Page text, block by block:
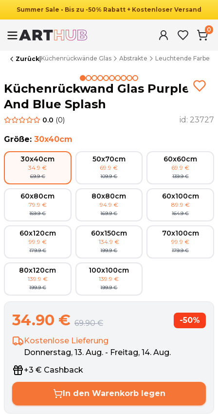
Summer Sale • Bis zu -50% Rabatt + Kostenloser Versand
0
Zurück Küchenrückwände Glas Abstrakte Leuchtende Farben
Küchenrückwand Glas Purple
And Blue Splash
0.0 (0) id: 23727
Größe: 30x40cm
30x40cm
34.9 €
69.9 €
50x70cm
69.9 €
109.9 €
60x60cm
69.9 €
139.9 €
60x80cm
79.9 €
159.9 €
80x80cm
94.9 €
169.9 €
60x100cm
89.9 €
164.9 €
60x120cm
99.9 €
179.9 €
60x150cm
134.9 €
199.9 €
70x100cm
99.9 €
179.9 €
80x120cm
139.9 €
199.9 €
100x100cm
139.9 €
199.9 €
34.90 € 69.90 € -50%
Kostenlose Lieferung
Donnerstag, 13. Aug. - Freitag, 14. Aug.
+3 € Cashback
In den Warenkorb legen